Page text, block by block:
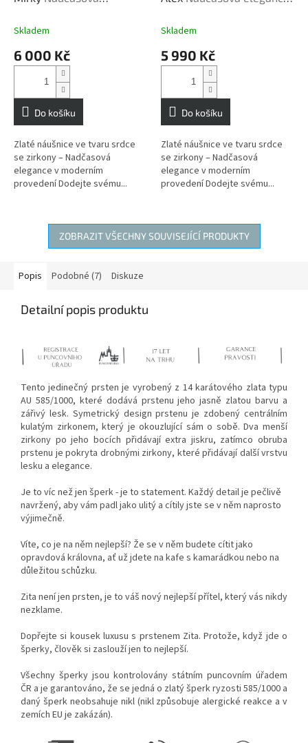
provedení
Skladem
6 000 Kč
Do košíku
Zlaté náušnice ve tvaru srdce
se zirkony – Nadčasová
elegance v moderním
provedení Dodejte svému...
Skladem
5 990 Kč
Do košíku
Zlaté náušnice ve tvaru srdce
se zirkony – Nadčasová
elegance v moderním
provedení Dodejte svému...
ZOBRAZIT VŠECHNY SOUVISEJÍCÍ PRODUKTY
Popis Podobné (7) Diskuze
Detailní popis produktu
Tento jedinečný prsten je vyrobený z 14 karátového zlata typu
AU 585/1000, které dodává prstenu jeho jasně zlatou barvu a
zářivý lesk. Symetrický design prstenu je zdobený centrálním
kulatým zirkonem, který je okouzlující sám o sobě. Dva menší
zirkony po jeho bocích přidávají extra jiskru, zatímco obruba
prstenu je pokryta drobnými zirkony, které přidávají další vrstvu
lesku a elegance.
Je to víc než jen šperk - je to statement. Každý detail je pečlivě
navržený, aby vám padl jako ulitý a cítily jste se v něm naprosto
výjimečně.
Víte, co je na něm nejlepší? Že se v něm budete cítit jako
opravdová královna, ať už jdete na kafe s kamarádkou nebo na
důležitou schůzku.
Zita není jen prsten, je to váš nový nejlepší přítel, který vás nikdy
nezklame.
Dopřejte si kousek luxusu s prstenem Zita. Protože, když jde o
šperky, člověk si zaslouží jen to nejlepší.
Všechny šperky jsou kontrolovány státním puncovním úřadem
ČR a je garantováno, že se jedná o zlatý šperk ryzosti 585/1000 a
daný šperk neobsahuje nikl (nikl způsobuje alergické reakce a v
zemích EU je zakázán).